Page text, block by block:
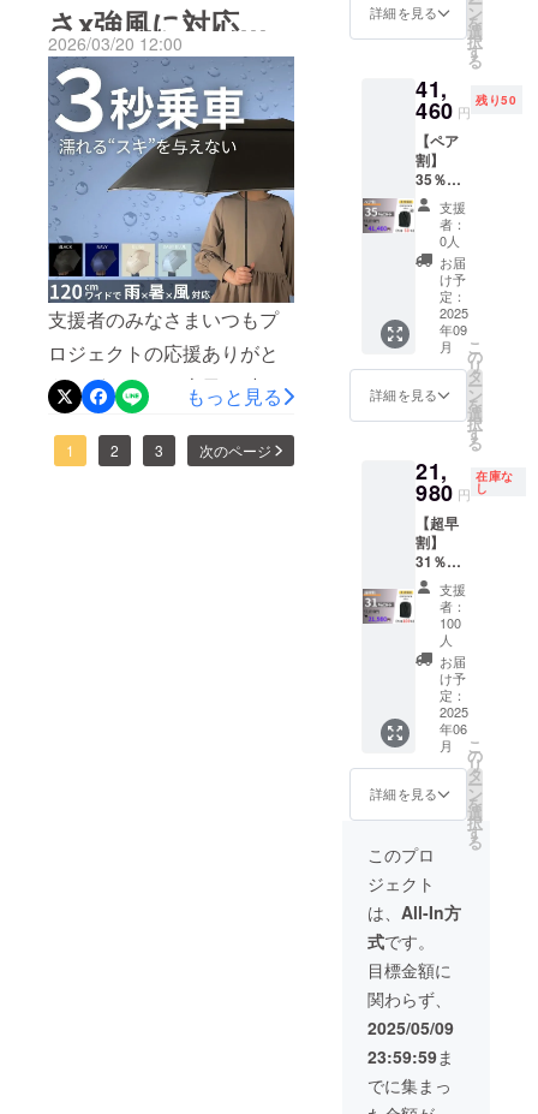
します」「13インチと10イ
ンチのPCを2台持ち歩くこ
とが多く、これまでワン
ショルダーは諦めていまし
たが、このバッグなら気軽
に出かけられます」と高い
評価をいただいておりま
す。そんな「身軽に働く人
のためのワーカーズバッ
グ」は・最大25%OFF
6,410円割引き・単品プラン
は先着80名様の数量限定・
人気の「オプションセッ
ト」もご用意バッグのサイ
公開されました。【タブ
レット対応】QUICK PACK
11sは「大容量なコンパクト
モデル」。普段タブレット
や電子書籍とマイボトル程
度で通勤される方に最適の
サイズ。男性女性問わず“体
にフィット”するサイズ感
で、1,000名近い方にご愛用
頂いています。一方、
【A4/PC対応】QUICK
PACK 15sはリュックは大き
そんなニーズに応える15イ
さx強風に対応し
たワイド傘で通勤
が快適
2026/03/20 12:00
支援者のみなさまいつもプ
ロジェクトの応援ありがと
うございます。本日12時よ
り雨×暑×風対応の120㎝ワ
イドな傘【NURASAN-
もっと見る
1 2 3 次のページ
計金額
※デザイ
ン・仕
様は変
更にな
る可能
性もご
ざいま
す。ご
了承く
ださ
い。 ※
ご注文
状況、
使用部
材の供
況、製
造工程
より出
荷時期
が遅れ
る場合
があり
ます。
※皆様の
支援に
より量
産効率
が向上
した場
合、正
規販売
価格が
販売予
より下
がる可
ござい
ます。
本リ
は第2弾
(9月末
発送予
定)の商
品とな
りま
す。 ※
消費税
込み ※
送料は
全国一
律無料
※ 割引
率は販
売予定
価格に
送料を
含む合
です。
※デザイ
ン・仕
様は変
更にな
る可能
性もご
ざいま
す。ご
了承く
ださ
い。 ※
ご注文
状況、
使用部
材の供
況、製
造工程
合等に
より出
荷時期
が遅れ
る場合
があり
ます。
※皆様の
支援に
より量
産効率
が向上
した場
合、正
円 (税
込・送
料込) カ
ブラッ
ク 一般
販売予
定価
格：
64,000
円が
【37%
OFF】
23,720
円割引
40,280
円でご
支援可
能で
す。 〇
発送品
(6月末
発送予
定)の商
品とな
りま
す。 ※
消費税
込み ※
送料は
全国一
律無料
※ 割引
率は販
売予定
価格に
含む合
計金額
るもの
です。
※デザイ
ン・仕
更にな
る可能
性もご
ざいま
す。ご
了承く
ださ
い。 ※
ご注文
詳細を見る ン
を
選
択
す
る
41,
460 円
残り50
【ペア
割】
35％OF
F
QUICK
PACK
officer
2個 ※
先着50
名限定※
ペア割
41,460
円 (税
込・送
料込) カ
ブラッ
ク 一般
販売予
定価
格：
64,000
円が
【35%
OFF】
22,540
円割引
41,460
円でご
支援可
能で
す。 〇
本リ
は第2弾
発送品
発送予
定)の商
品とな
りま
す。 ※
消費税
込み ※
送料は
律無料
※ 割引
率は販
支援
者：
0人
お届
け予
定：
2025
年09
月
詳細を見る
こ
の
リ
タ
ー
ン
を
選
択
す
る
21,
980 円
在庫な
し
【超早
割】
31％OF
F
QUICK
PACK
officer
1個 ※
先着100
名限定※
超早割
21,980
円 (税
込・送
ブラッ
ク 一般
販売予
定価
格：
32,000
円が
【31%
OFF】
10,020
円割引
の
21,980
円でご
支援
者：
100
人
お届
け予
定：
2025
年06
月
詳細を見る
こ
の
リ
タ
ー
ン
を
選
択
す
る
このプロ
ジェクト
は、 All-In方
式です。
目標金額に
関わらず、
2025/05/09
23:59:59ま
でに集まっ